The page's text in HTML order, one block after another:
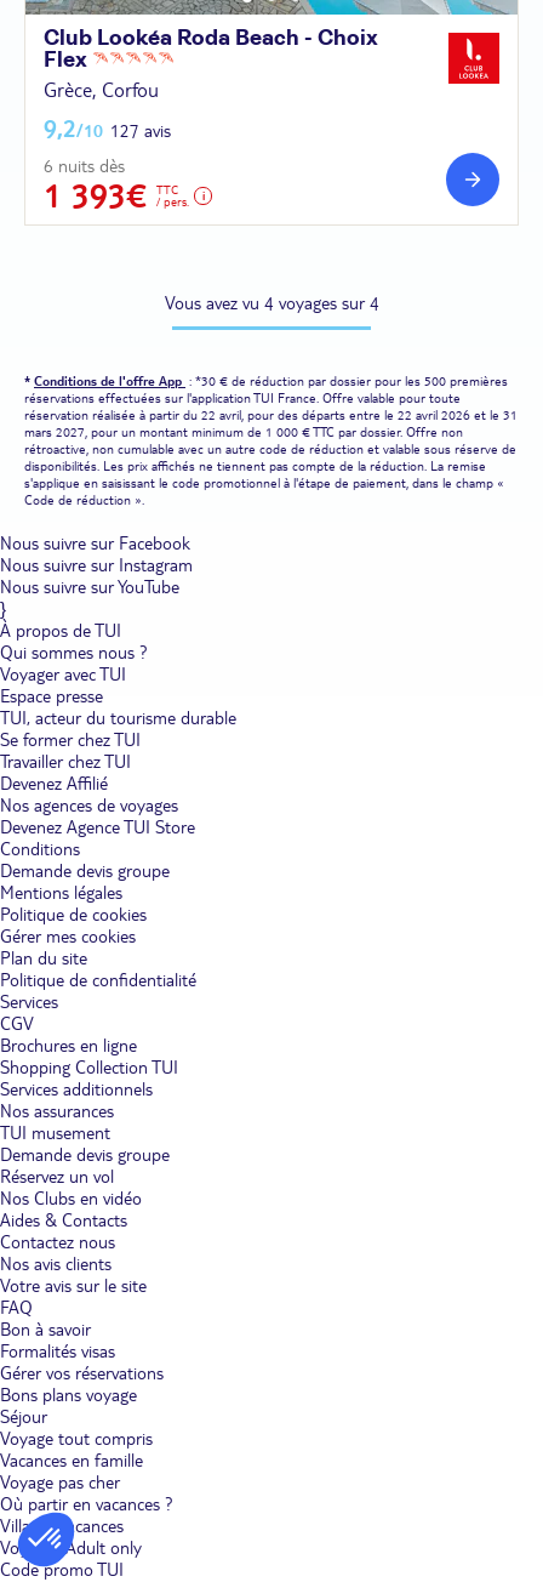
Club Lookéa Roda Beach - Choix
Flex
Grèce, Corfou
9,2/10 127 avis
6 nuits dès
1 393€
TTC
/ pers.
Vous avez vu 4 voyages sur 4
* Conditions de l'offre App : *30 € de réduction par dossier pour les 500 premières
réservations effectuées sur l'application TUI France. Offre valable pour toute
réservation réalisée à partir du 22 avril, pour des départs entre le 22 avril 2026 et le 31
mars 2027, pour un montant minimum de 1 000 € TTC par dossier. Offre non
rétroactive, non cumulable avec un autre code de réduction et valable sous réserve de
disponibilités. Les prix affichés ne tiennent pas compte de la réduction. La remise
s'applique en saisissant le code promotionnel à l'étape de paiement, dans le champ «
Code de réduction ».
Nous suivre sur Facebook
Nous suivre sur Instagram
Nous suivre sur YouTube
}
À propos de TUI
Qui sommes nous ?
Voyager avec TUI
Espace presse
TUI, acteur du tourisme durable
Se former chez TUI
Travailler chez TUI
Devenez Affilié
Nos agences de voyages
Devenez Agence TUI Store
Conditions
Demande devis groupe
Mentions légales
Politique de cookies
Gérer mes cookies
Plan du site
Politique de confidentialité
Services
CGV
Brochures en ligne
Shopping Collection TUI
Services additionnels
Nos assurances
TUI musement
Demande devis groupe
Réservez un vol
Nos Clubs en vidéo
Aides & Contacts
Contactez nous
Nos avis clients
Votre avis sur le site
FAQ
Bon à savoir
Formalités visas
Gérer vos réservations
Bons plans voyage
Séjour
Voyage tout compris
Vacances en famille
Voyage pas cher
Où partir en vacances ?
Villages vacances
Voyages Adult only
Code promo TUI